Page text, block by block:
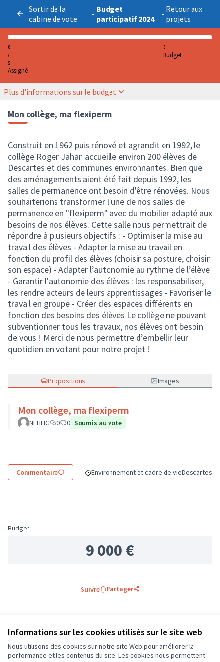
Informations sur les cookies utilisés sur le site web
Nous utilisons des cookies sur notre site Web pour améliorer la
performance et les contenus du site. Les cookies nous permettent
Sortir de la
cabine de vote
- Budget
participatif 2024
- Retour aux
projets
0
/
5
Assigné
5
Budget
Plus d'informations sur le budget
Mon collège, ma flexiperm
Construit en 1962 puis rénové et agrandit en 1992, le
collège Roger Jahan accueille environ 200 élèves de
Descartes et des communes environnantes. Bien que
des aménagements aient été fait depuis 1992, les
salles de permanence ont besoin d'être rénovées. Nous
souhaiterions transformer l'une de nos salles de
permanence en "flexiperm" avec du mobilier adapté aux
besoins de nos élèves. Cette salle nous permettrait de
répondre à plusieurs objectifs : - Optimiser la mise au
travail des élèves - Adapter la mise au travail en
fonction du profil des élèves (choisir sa posture, choisir
son espace) - Adapter l’autonomie au rythme de l’élève
- Garantir l'autonomie des élèves : les responsabiliser,
les rendre acteurs de leurs apprentissages - Favoriser le
travail en groupe - Créer des espaces différents en
fonction des besoins des élèves Le collège ne pouvant
subventionner tous les travaux, nos élèves ont besoin
de vous ! Merci de nous permettre d’embellir leur
quotidien en votant pour notre projet !
Propositions Images
Mon collège, ma flexiperm
NEHLIG 0 0 Soumis au vote
Commentaire Filtrer les résultats de la catégorie :
Environnement et cadre de vieFiltrer les
Descartes
Budget
9 000 €
Suivre Partager
Les mieux notésLes plus récents
Les plus
anciens
Les plus
débattus